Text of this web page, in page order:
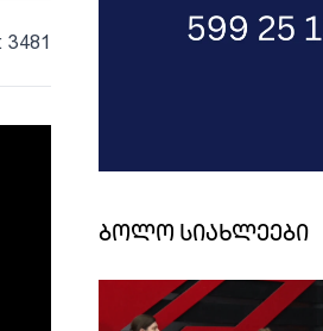
3481
ბოლო სიახლეები